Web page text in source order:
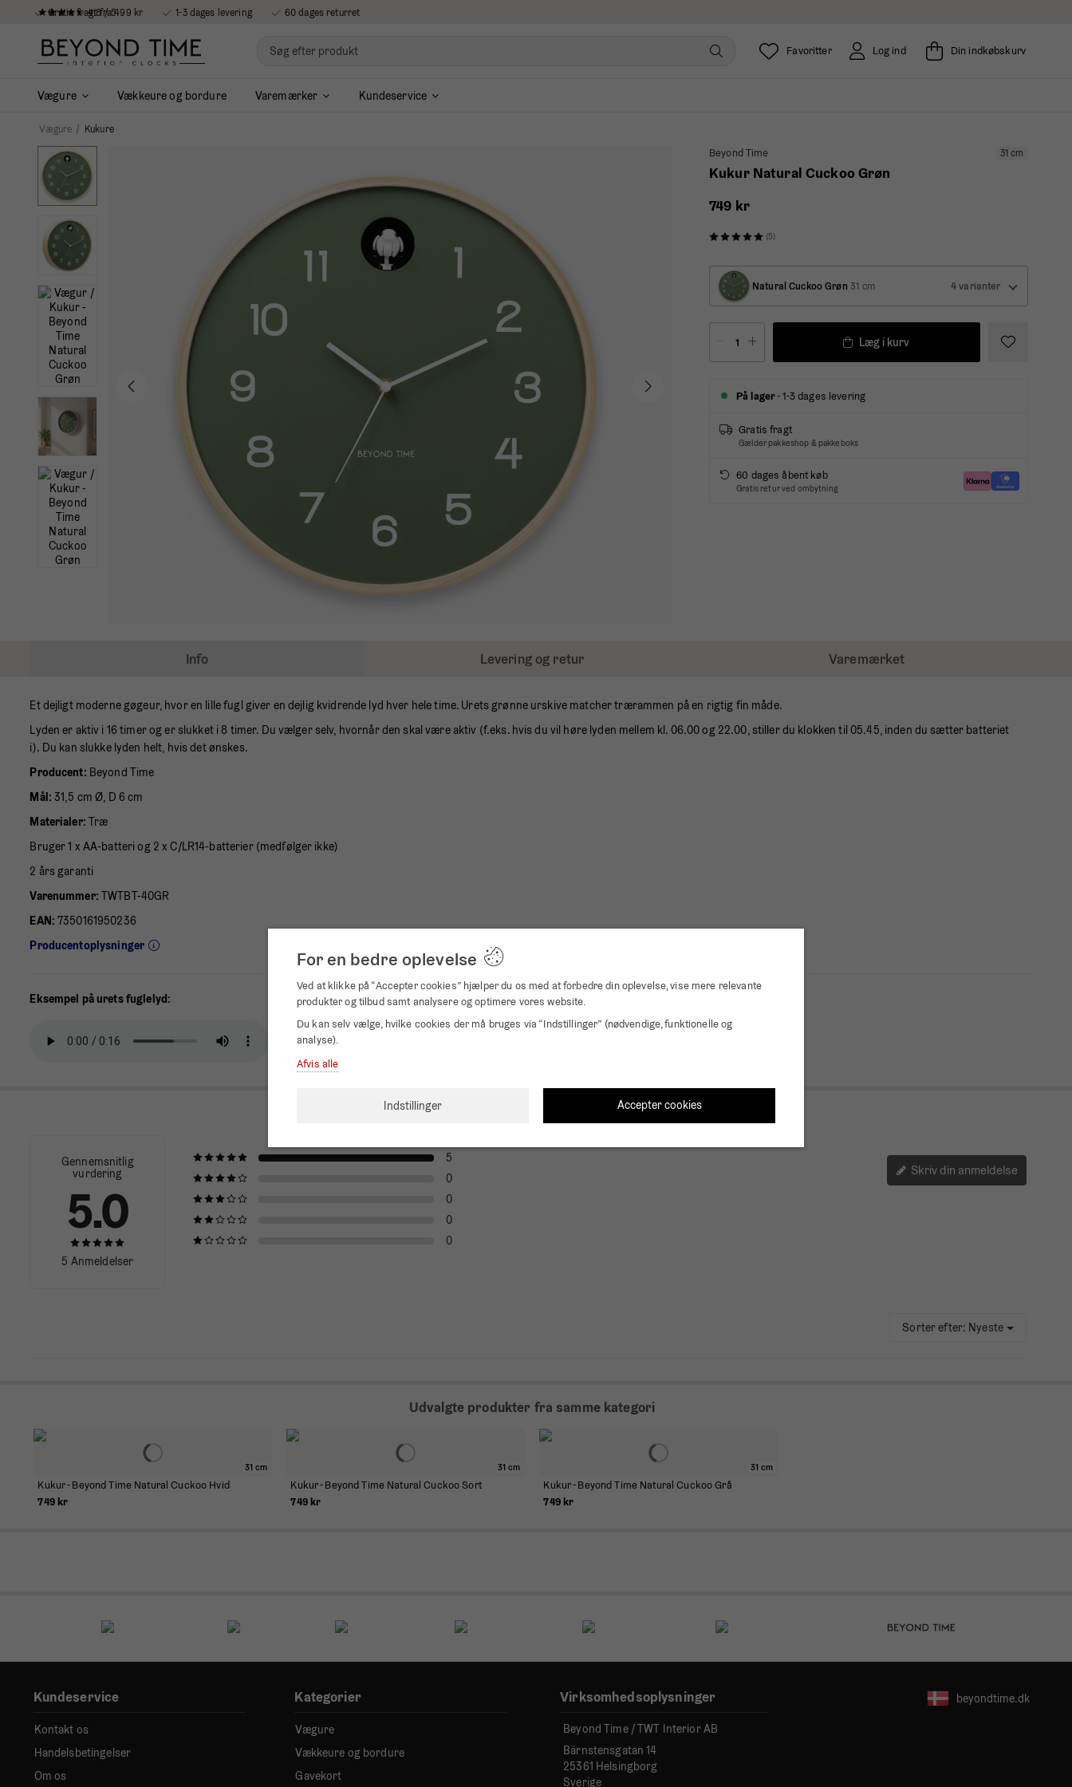
4.8 / 5
Gratis fragt fra 499 kr 1-3 dages levering 60 dages returret
Din indkøbskurv
Log ind
Favoritter
Vægure Vækkeure og bordure Varemærker Kundeservice
Vægure / Kukure
31 cm
Beyond Time
Kukur Natural Cuckoo Grøn
749 kr
(5)
Natural Cuckoo Grøn 31 cm 4 varianter
Læg i kurv
På lager- 1-3 dages levering
Gratis fragt
Gælder pakkeshop & pakkeboks
60 dages åbent køb
Gratis retur ved ombytning
Info Levering og retur Varemærket
Et dejligt moderne gøgeur, hvor en lille fugl giver en dejlig kvidrende lyd hver hele time. Urets grønne urskive matcher trærammen på en rigtig fin måde.
Lyden er aktiv i 16 timer og er slukket i 8 timer. Du vælger selv, hvornår den skal være aktiv (f.eks. hvis du vil høre lyden mellem kl. 06.00 og 22.00, stiller du klokken til 05.45, inden du sætter batteriet
i). Du kan slukke lyden helt, hvis det ønskes.
Producent: Beyond Time
Mål: 31,5 cm Ø, D 6 cm
Materialer: Træ
Bruger 1 x AA-batteri og 2 x C/LR14-batterier (medfølger ikke)
2 års garanti
Varenummer: TWTBT-40GR
EAN: 7350161950236
Producentoplysninger
Eksempel på urets fuglelyd:
Gennemsnitlig
vurdering
5.0
5 Anmeldelser
5
0
0
0
0
Skriv din anmeldelse
Sorter efter: Nyeste
Udvalgte produkter fra samme kategori
31 cm
Kukur - Beyond Time Natural Cuckoo Hvid
749 kr
31 cm
Kukur - Beyond Time Natural Cuckoo Sort
749 kr
31 cm
Kukur - Beyond Time Natural Cuckoo Grå
749 kr
For en bedre oplevelse
Ved at klikke på “Accepter cookies” hjælper du os med at forbedre din oplevelse, vise mere relevante
produkter og tilbud samt analysere og optimere vores website.
Du kan selv vælge, hvilke cookies der må bruges via “Indstillinger” (nødvendige, funktionelle og
analyse).
Afvis alle
Indstillinger Accepter cookies
Kundeservice
Kontakt os
Handelsbetingelser
Om os
Kategorier
Vægure
Vækkeure og bordure
Gavekort
Virksomhedsoplysninger
Beyond Time / TWT Interior AB
Bärnstensgatan 14
25361 Helsingborg
Sverige
beyondtime.dk